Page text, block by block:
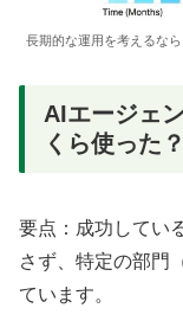
長期的な運用を考えるな
AIエージェ
くら使った？
要点：成功してい
さず、特定の部門
ています。